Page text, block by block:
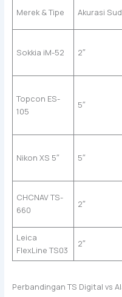
Merek & Tipe Akurasi
Sokkia iM-52 2″
Topcon ES-
105
5″
Nikon XS 5″ 5″
CHCNAV TS-
660
2″
Leica
FlexLine TS03
2″
Perbandingan TS Digital vs